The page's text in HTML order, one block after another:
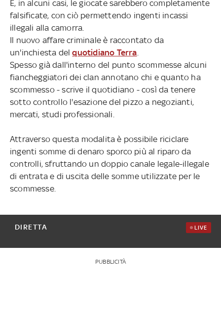
E, in alcuni casi, le giocate sarebbero completamente
falsificate, con ciò permettendo ingenti incassi
illegali alla camorra.
Il nuovo affare criminale è raccontato da
un'inchiesta delquotidiano Terra
Spesso già dall'interno del punto scommesse alcuni
fiancheggiatori dei clan annotano chi e quanto ha
scommesso - scrive il quotidiano - così da tenere
sotto controllo l'esazione del pizzo a negozianti,
mercati, studi professionali.
Attraverso questa modalita è possibile riciclare
ingenti somme di denaro sporco più al riparo da
controlli, sfruttando un doppio canale legale-illegale
di entrata e di uscita delle somme utilizzate per le
scommesse.
DIRETTA LIVE
PUBBLICITÀ